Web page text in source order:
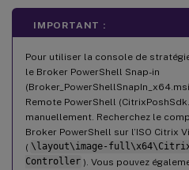
IMPORTANT :
Pour utiliser la console de
le Broker PowerShell Snap-in
Remote PowerShell
manuellement. Recherchez le
Broker PowerShell sur l’ISO Citrix
( \layout\image-
Controller ). Vous pouvez